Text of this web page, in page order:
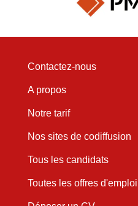
Contactez-nous
A propos
Notre tarif
Nos sites de codiffusion
Tous les candidats
Toutes les offres d'emploi